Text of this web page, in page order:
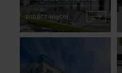
zobacz więcej